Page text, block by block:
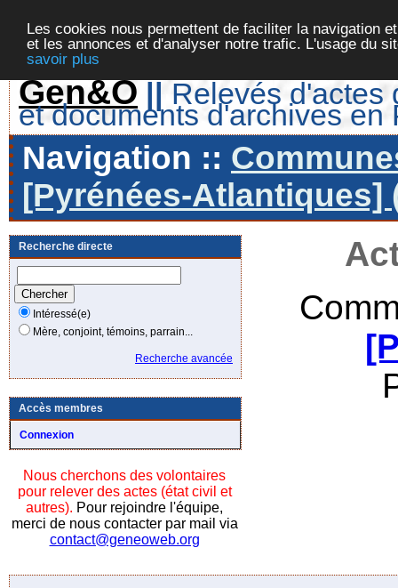
Les cookies nous permettent de faciliter la navigation
et les annonces et d'analyser notre trafic. L'usage du
savoir plus
Gen&O || Relevés d'actes
et documents d'archives en
Navigation ::
[Pyrénées-Atlantiques]
Recherche directe
Intéressé(e)
Mère, conjoint, témoins, parrain...
Recherche avancée
Accès membres
Connexion
Nous cherchons des volontaires
pour relever des actes (état civil et
autres). Pour rejoindre l'équipe,
merci de nous contacter par mail via
contact@geneoweb.org